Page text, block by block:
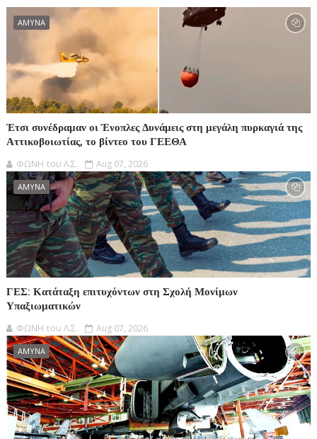
ΑΜΥΝΑ
Έτσι συνέδραμαν οι Ένοπλες Δυνάμεις στη μεγάλη πυρκαγιά της
Αττικοβοιωτίας, το βίντεο του ΓΕΕΘΑ
ΦΩΝΗ του Λ.Σ. Aug 07, 2026
ΑΜΥΝΑ
ΓΕΣ: Κατάταξη επιτυχόντων στη Σχολή Μονίμων
Υπαξιωματικών
ΦΩΝΗ του Λ.Σ. Aug 07, 2026
ΑΜΥΝΑ